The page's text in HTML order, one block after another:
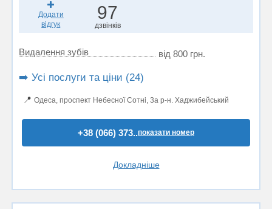
Додати
відгук
97
дзвінків
Видалення зубів від 800 грн.
➡️ Усі послуги та ціни (24)
📍 Одеса, проспект Небесної Сотні, 3а р-н. Хаджибейський
+38 (066) 373..показати номер
Докладніше